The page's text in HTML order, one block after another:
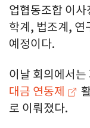
업협동조합 이
학계, 법조계, 연
예정이다.
이날 회의에서
대금 연동제
로 이뤄졌다.